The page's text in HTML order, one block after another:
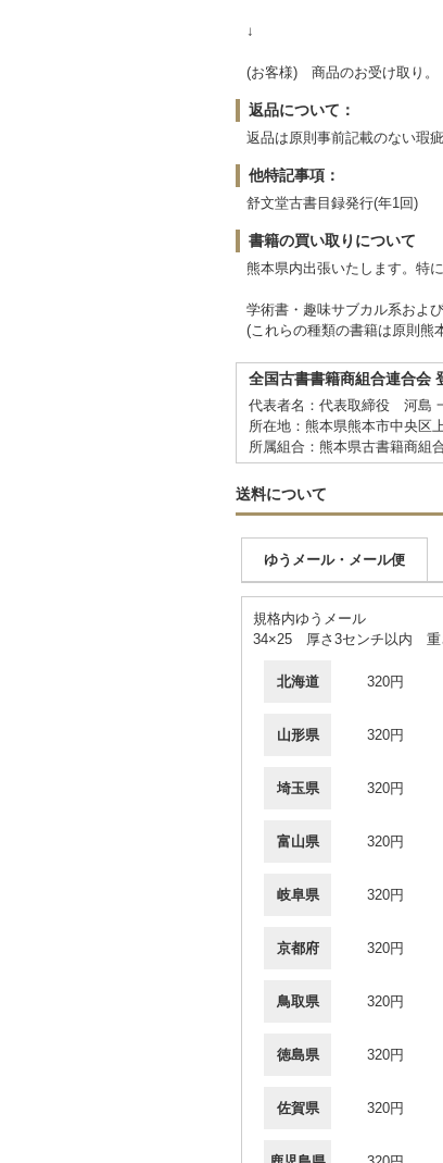
↓
(お客様) 商品のお受け取り。
返品について：
返品は原則事前記載のない瑕
他特記事項：
舒文堂古書目録発行(年1回)
書籍の買い取りについて
熊本県内出張いたします。特
学術書・趣味サブカル系およ
(これらの種類の書籍は原則熊
全国古書書籍商組合連合会
代表者名：代表取締役 河島
所在地：熊本県熊本市中央
所属組合：熊本県古書籍商組
送料について
ゆうメール・メール便
規格内ゆうメール
34×25 厚さ3センチ以内 重
北海道 320円
山形県 320円
埼玉県 320円
富山県 320円
岐阜県 320円
京都府 320円
鳥取県 320円
徳島県 320円
佐賀県 320円